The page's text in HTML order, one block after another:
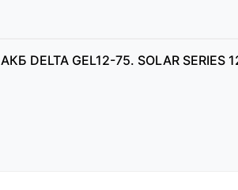
АКБ DELTA GEL12-75. SOLAR SERIES